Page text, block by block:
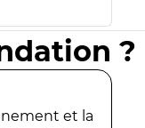
?
et la